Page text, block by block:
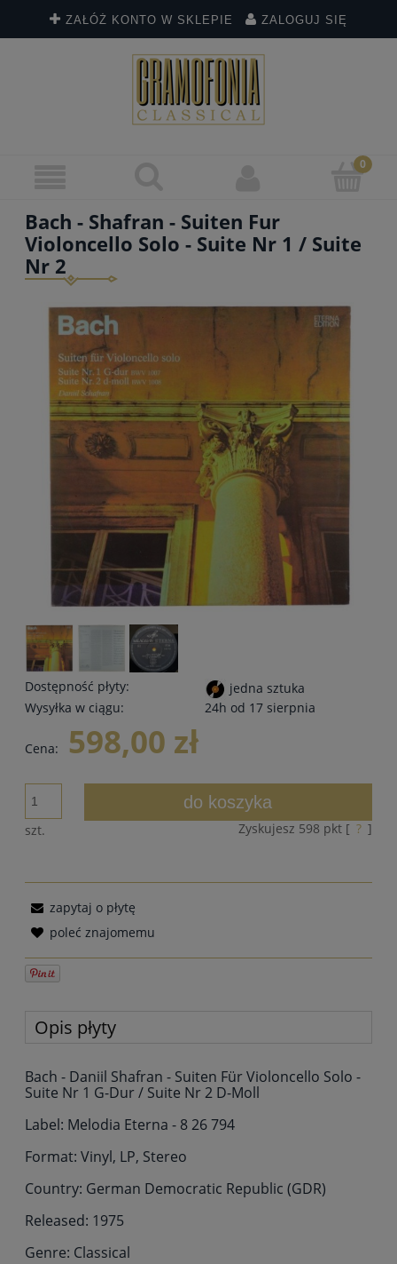
ZAŁÓŻ KONTO W SKLEPIE ZALOGUJ SIĘ
Bach - Shafran - Suiten Fur
Violoncello Solo - Suite Nr 1 / Suite
Nr 2
Dostępność płyty:
jedna sztuka
Wysyłka w ciągu:
24h od 17 sierpnia
Cena: 598,00 zł
szt.
do koszyka
Zyskujesz 598 pkt [ ? ]
zapytaj o płytę
poleć znajomemu
Opis płyty
Bach - Daniil Shafran - Suiten Für Violoncello Solo -
Suite Nr 1 G-Dur / Suite Nr 2 D-Moll
Label: Melodia Eterna - 8 26 794
Format: Vinyl, LP, Stereo
Country: German Democratic Republic (GDR)
Released: 1975
Genre: Classical